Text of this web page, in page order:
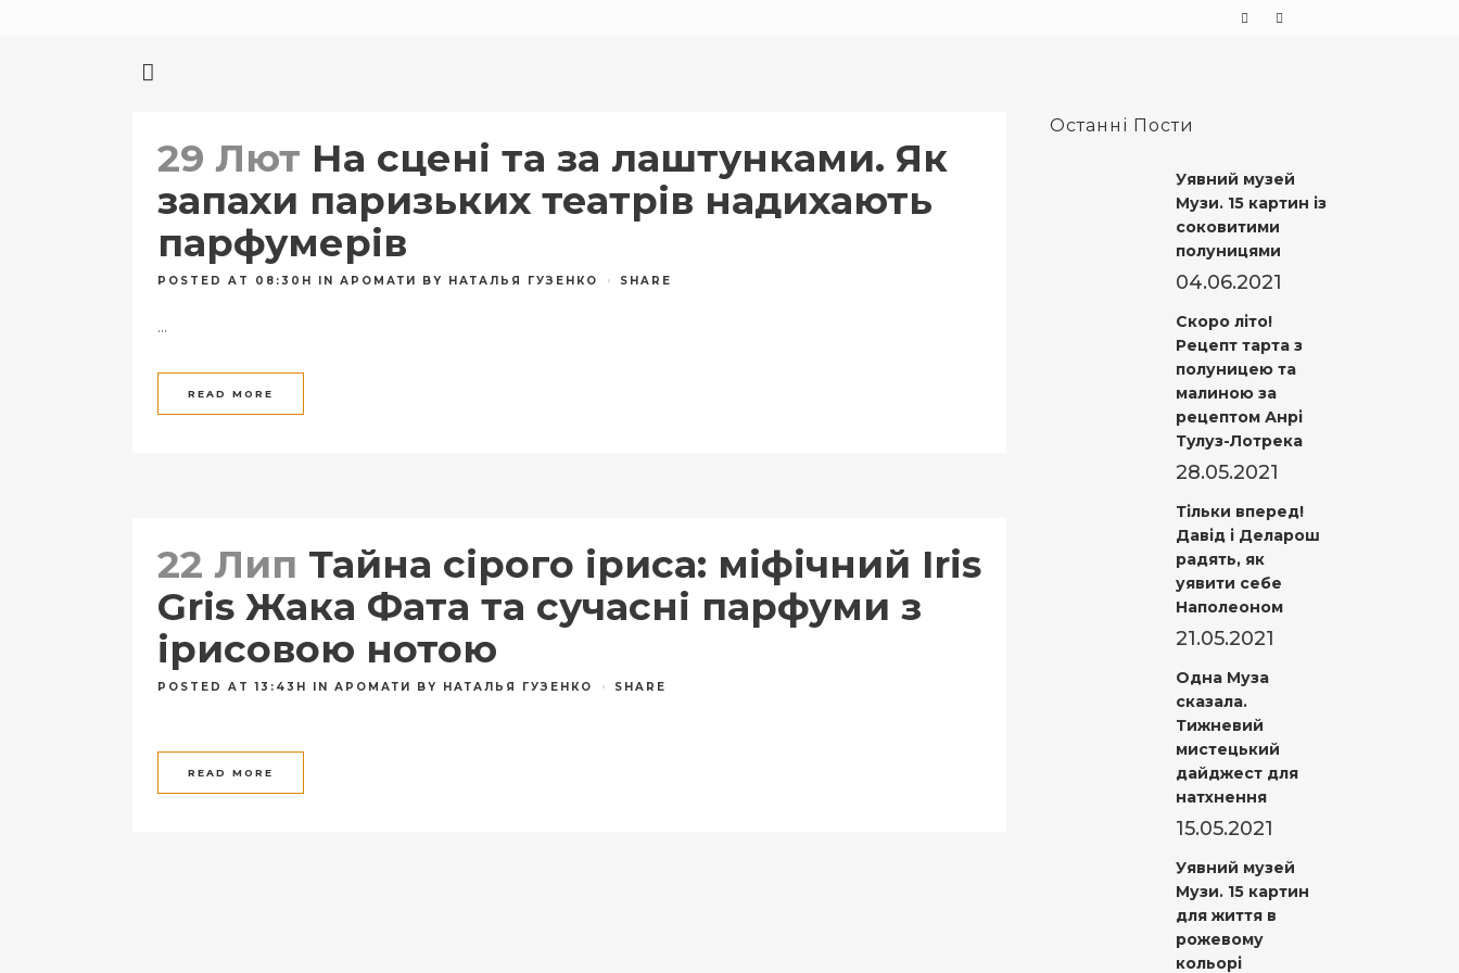
29 Лют На сцені та за лаштунками. Як
запахи паризьких театрів надихають
парфумерів
POSTED AT 08:30H IN АРОМАТИ BY НАТАЛЬЯ ГУЗЕНКО SHARE
...
READ MORE
22 Лип Тайна сірого іриса: міфічний Iris
Gris Жака Фата та сучасні парфуми з
ірисовою нотою
POSTED AT 13:43H IN АРОМАТИ BY НАТАЛЬЯ ГУЗЕНКО SHARE
READ MORE
Останні Пости
Уявний музей
Музи. 15 картин із
соковитими
полуницями
04.06.2021
Скоро літо!
Рецепт тарта з
полуницею та
малиною за
рецептом Анрі
Тулуз-Лотрека
28.05.2021
Тільки вперед!
Давід і Деларош
радять, як
уявити себе
Наполеоном
21.05.2021
Одна Муза
сказала.
Тижневий
мистецький
дайджест для
натхнення
15.05.2021
Уявний музей
Музи. 15 картин
для життя в
рожевому
кольорі